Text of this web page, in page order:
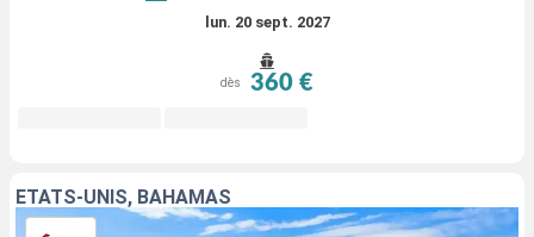
lun. 20 sept. 2027
dès 360 €
ÉTATS-UNIS, BAHAMAS